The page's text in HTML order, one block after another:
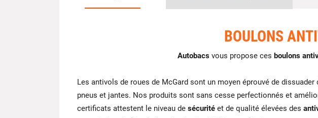
BOULONS
Autobacs vous propose ces boulons
Les antivols de roues de McGard sont un moyen éprouvé de
pneus et jantes. Nos produits sont sans cesse perfectionnés et
certificats attestent le niveau de sécurité et de qualité élevées des